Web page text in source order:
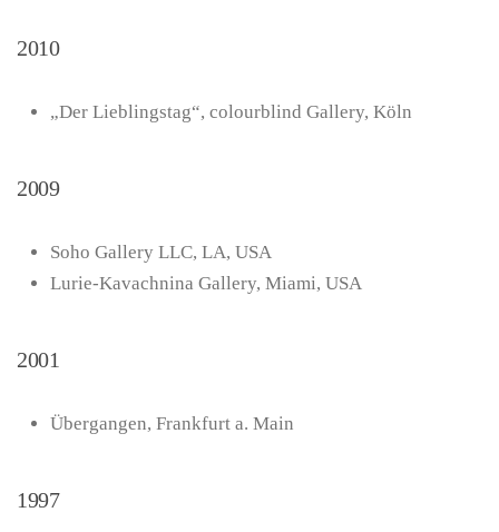
2010
„Der Lieblingstag“, colourblind Gallery, Köln
2009
Soho Gallery LLC, LA, USA
Lurie-Kavachnina Gallery, Miami, USA
2001
Übergangen, Frankfurt a. Main
1997